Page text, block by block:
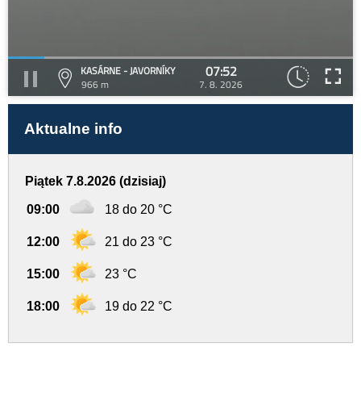
KASÁRNE - JAVORNÍKY
966 m
07:52
7. 8. 2026
Aktualne info
Piątek 7.8.2026 (dzisiaj)
09:00 18 do 20 °C
12:00 21 do 23 °C
15:00 23 °C
18:00 19 do 22 °C